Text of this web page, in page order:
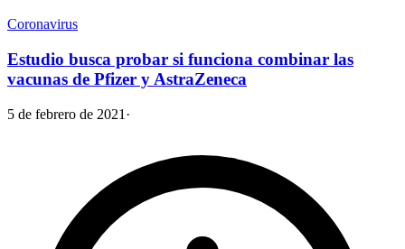
Coronavirus
Estudio busca probar si funciona combinar las
vacunas de Pfizer y AstraZeneca
5 de febrero de 2021 ·